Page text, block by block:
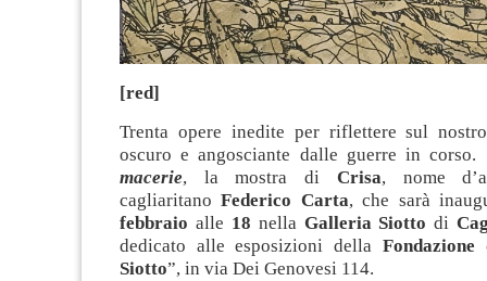
[red]
Trenta opere inedite per riflettere sul
oscuro e angosciante dalle guerre in
macerie, la mostra di Crisa, nome
cagliaritanoFederico Carta, che sarà
febbraio alle 18 nella Galleria Siottodi
dedicato alle esposizioni della
Siotto”, in via Dei Genovesi 114.